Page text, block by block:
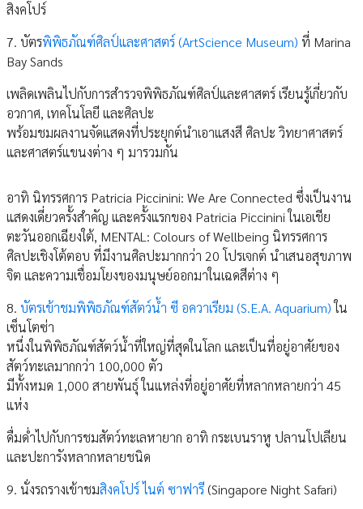
สิงคโปร์
7. บัตรพิพิธภัณฑ์ศิลป์และศาสตร์ (ArtScience Museum) ที่ Marina
Bay Sands
เพลิดเพลินไปกับการสำรวจพิพิธภัณฑ์ศิลป์และศาสตร์ เรียนรู้เกี่ยวกับ
อวกาศ, เทคโนโลยี และศิลปะ
พร้อมชมผลงานจัดแสดงที่ประยุกต์นำเอาแสงสี ศิลปะ วิทยาศาสตร์
และศาสตร์แขนงต่าง ๆ มารวมกัน
อาทิ นิทรรศการ Patricia Piccinini: We Are Connected ซึ่งเป็นงาน
แสดงเดี่ยวครั้งสำคัญ และครั้งแรกของ Patricia Piccinini ในเอเชีย
ตะวันออกเฉียงใต้, MENTAL: Colours of Wellbeing นิทรรศการ
ศิลปะเชิงโต้ตอบ ที่มีงานศิลปะมากกว่า 20 โปรเจกต์ นำเสนอสุขภาพ
จิต และความเชื่อมโยงของมนุษย์ออกมาในเฉดสีต่าง ๆ
8. บัตรเข้าชมพิพิธภัณฑ์สัตว์น้ำ ซี อควาเรียม (S.E.A. Aquarium)ใน
เซ็นโตซ่า
หนึ่งในพิพิธภัณฑ์สัตว์น้ำที่ใหญ่ที่สุดในโลก และเป็นที่อยู่อาศัยของ
สัตว์ทะเลมากกว่า 100,000 ตัว
มีทั้งหมด 1,000 สายพันธุ์ ในแหล่งที่อยู่อาศัยที่หลากหลายกว่า 45
แห่ง
ดื่มด่ำไปกับการชมสัตว์ทะเลหายาก อาทิ กระเบนราหู ปลานโปเลียน
และปะการังหลากหลายชนิด
9. นั่งรถรางเข้าชมสิงคโปร์ ไนต์ ซาฟารี(Singapore Night Safari)